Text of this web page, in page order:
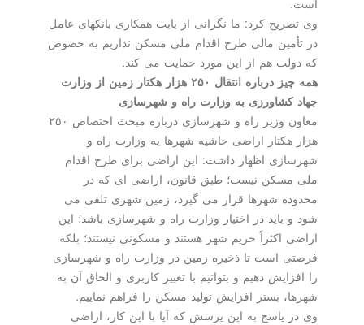
وی تصریح کرد: ما نگرانی از بابت همکاری بانکهای عامل
در تأمین مالی طرح اقدام ملی مسکن نداریم به خصوص
که دولت هم از این مورد حمایت می کند.
همه چیز درباره انتقال ۲۵۰ هزار هکتار زمین از وزارت
جهاد کشاورزی به وزارت راه و شهرسازی
معاون وزیر راه و شهرسازی درباره مبحث اختصاص ۲۵۰
هزار هکتار اراضی حاشیه شهرها به وزارت راه و
شهرسازی اظهار داشت: این اراضی برای طرح اقدام
ملی مسکن نیست؛ طبق قانون، اراضی ای که در
محدوده شهرها قرار می گیرد، زمین شهری تلقی می
شود و باید در اختیار وزارت راه و شهرسازی باشد؛ این
اراضی اکثراً حریم شهر هستند و مسکونی نیستند؛ بلکه
فرصتی است تا ذخیره زمین در وزارت راه و شهرسازی
را افزایش دهیم و بتوانیم با تغییر کاربری و الحاق آن به
شهرها، بستر افزایش تولید مسکن را فراهم نماییم.
وی در پاسخ به این پرسش که آیا با این کار، اراضی